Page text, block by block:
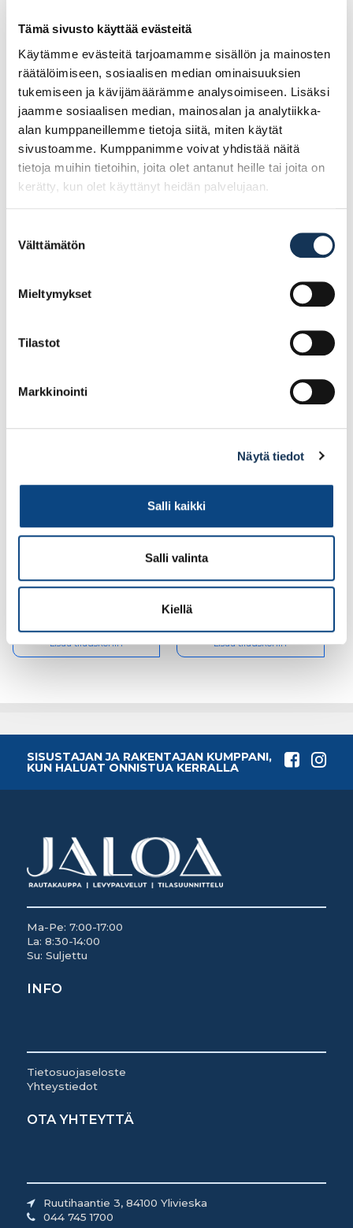
Tämä sivusto käyttää evästeitä
Käytämme evästeitä tarjoamamme sisällön ja mainosten
räätälöimiseen, sosiaalisen median ominaisuuksien
tukemiseen ja kävijämäärämme analysoimiseen. Lisäksi
jaamme sosiaalisen median, mainosalan ja analytiikka-
alan kumppaneillemme tietoja siitä, miten käytät
sivustoamme. Kumppanimme voivat yhdistää näitä
tietoja muihin tietoihin, joita olet antanut heille tai joita on
kerätty, kun olet käyttänyt heidän palvelujaan.
valinta
Välttämätön
Mieltymykset
Tilastot
Markkinointi
Näytä tiedot
Salli kaikki
Salli valinta
Kiellä
6.41€ /kpl (alv. 0%)
Kubala 1519 sakkaritilä
pesuämpäriin 20l (1512)
Lisää tilauskoriin
Kubala 1358 vesivaaka
56.41€ /kpl
Lisää tilauskoriin
SISUSTAJAN JA RAKENTAJAN KUMPPANI,
KUN HALUAT ONNISTUA KERRALLA
Ma-Pe: 7:00-17:00
La: 8:30-14:00
Su: Suljettu
INFO
Tietosuojaseloste
Yhteystiedot
OTA YHTEYTTÄ
Ruutihaantie 3, 84100 Ylivieska
044 745 1700